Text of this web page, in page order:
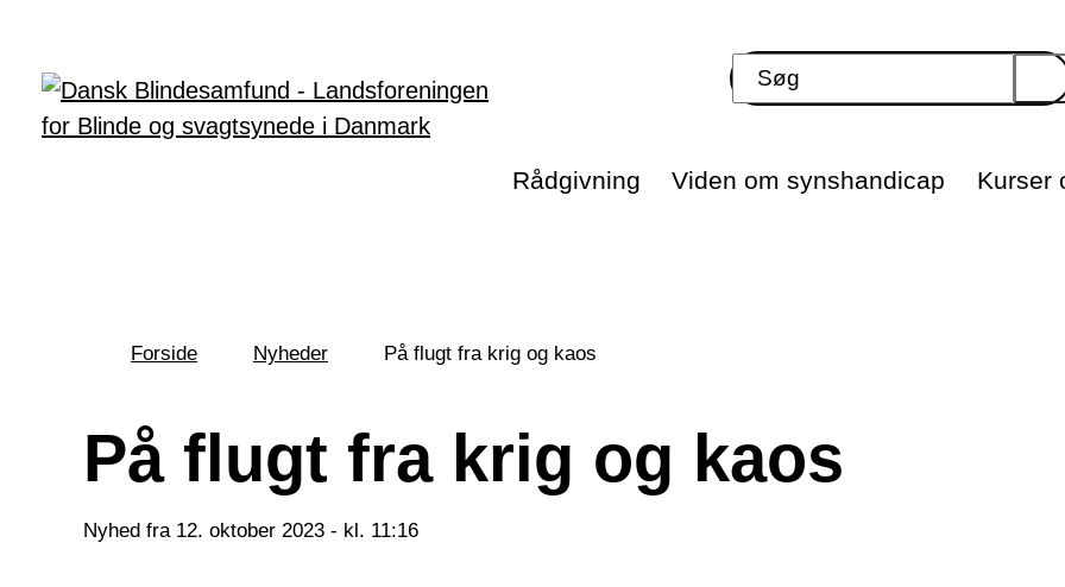
Rådgivning Viden om synshandicap Kurser
her:
Forside Nyheder På flugt fra krig og kaos
På flugt fra krig og kaos
Nyhed fra 12. oktober 2023 - kl. 11:16